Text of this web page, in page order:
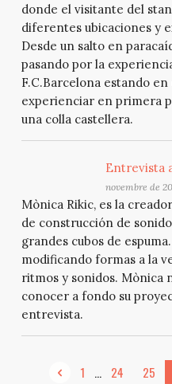
donde el visitante del
diferentes ubicaciones y
Desde un salto en
pasando por la
F.C.Barcelona estando
experienciar en primera
una colla castellera.
Entrevista
novembre de
Mònica Rikic, es la
de construcción de
grandes cubos de
modificando formas a la
ritmos y sonidos. Mònica
conocer a fondo su
entrevista.
1 ... 24 25